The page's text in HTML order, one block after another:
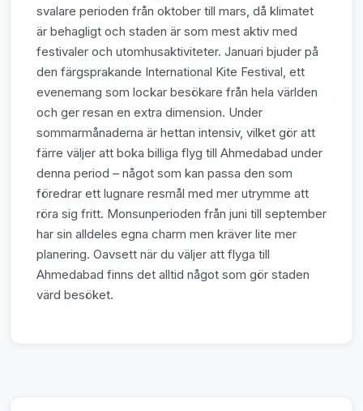
svalare perioden från oktober till mars, då klimatet
är behagligt och staden är som mest aktiv med
festivaler och utomhusaktiviteter. Januari bjuder på
den färgsprakande International Kite Festival, ett
evenemang som lockar besökare från hela världen
och ger resan en extra dimension. Under
sommarmånaderna är hettan intensiv, vilket gör att
färre väljer att boka billiga flyg till Ahmedabad under
denna period – något som kan passa den som
föredrar ett lugnare resmål med mer utrymme att
röra sig fritt. Monsunperioden från juni till september
har sin alldeles egna charm men kräver lite mer
planering. Oavsett när du väljer att flyga till
Ahmedabad finns det alltid något som gör staden
värd besöket.